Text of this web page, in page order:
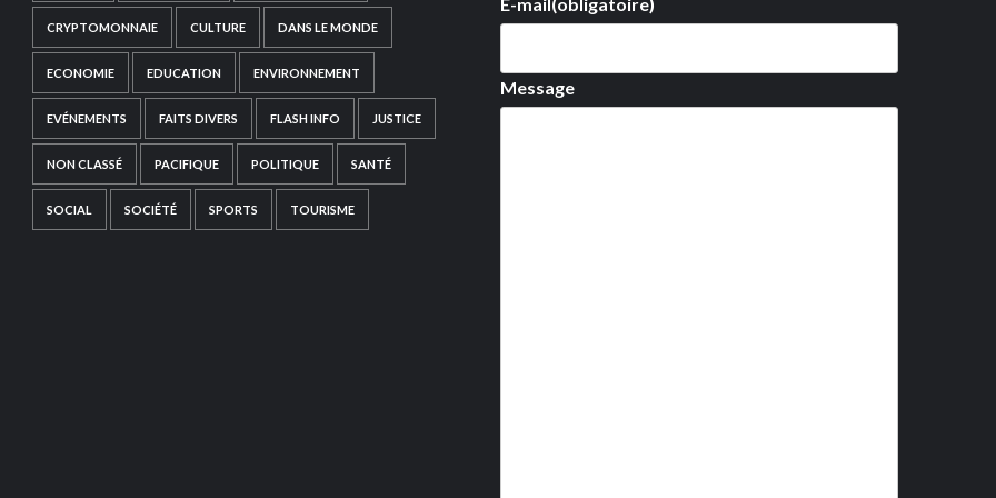
CRYPTOMONNAIE CULTURE DANS LE MONDE
ECONOMIE EDUCATION ENVIRONNEMENT
EVÉNEMENTS FAITS DIVERS FLASH INFO JUSTICE
NON CLASSÉ PACIFIQUE POLITIQUE SANTÉ
SOCIAL SOCIÉTÉ SPORTS TOURISME
Message